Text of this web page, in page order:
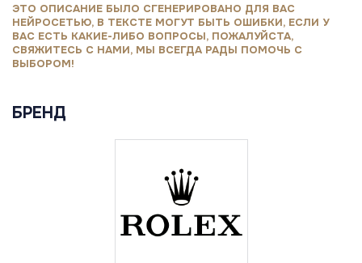
ЭТО ОПИСАНИЕ БЫЛО СГЕНЕРИРОВАНО ДЛЯ ВАС
НЕЙРОСЕТЬЮ, В ТЕКСТЕ МОГУТ БЫТЬ ОШИБКИ, ЕСЛИ У
ВАС ЕСТЬ КАКИЕ-ЛИБО ВОПРОСЫ, ПОЖАЛУЙСТА,
СВЯЖИТЕСЬ С НАМИ, МЫ ВСЕГДА РАДЫ ПОМОЧЬ С
ВЫБОРОМ!
БРЕНД